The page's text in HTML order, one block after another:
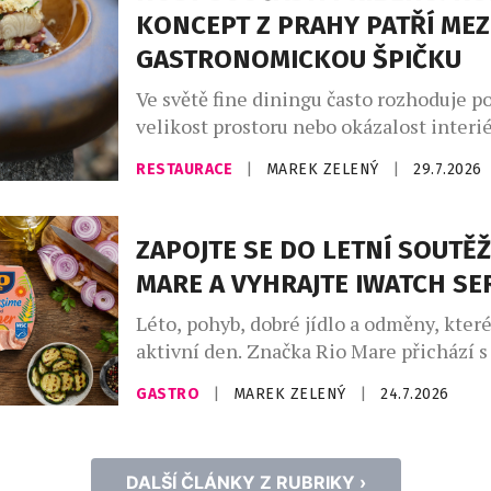
KONCEPT Z PRAHY PATŘÍ
GASTRONOMICKOU ŠPIČKU
Ve světě fine diningu často rozhoduje
velikost prostoru nebo okázalost
Restaurace Benjamin14, která otevřela
roce 2018 v pražských Vršovicích, se
prostor pro pouhých deset hostů. Místo
servisu přišel osobní dialog. A místo
kuchyní a hostem vznikla restaurace,
RESTAURACE MAREK ZELENÝ 29.7.2026
ZAPOJTE SE DO LETNÍ
MARE A VYHRAJTE IWATCH
Léto, pohyb, dobré jídlo a odměny, které
aktivní den. Značka Rio Mare přichází s
soutěží, ve které můžete od 1. 7. do 31.
stylové iWatch Series 11 nebo každý
koupit produkt Rio Mare, zaregistrovat
GASTRO MAREK ZELENÝ 24.7.2026
DALŠÍ ČLÁNKY Z RUBRIKY ›